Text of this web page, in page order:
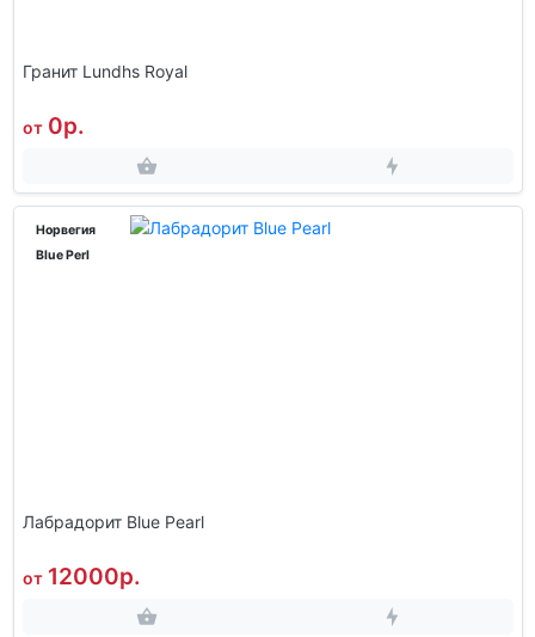
Гранит Lundhs Royal
от 0р.
Норвегия
Blue Perl
Лабрадорит Blue Pearl
от 12000р.